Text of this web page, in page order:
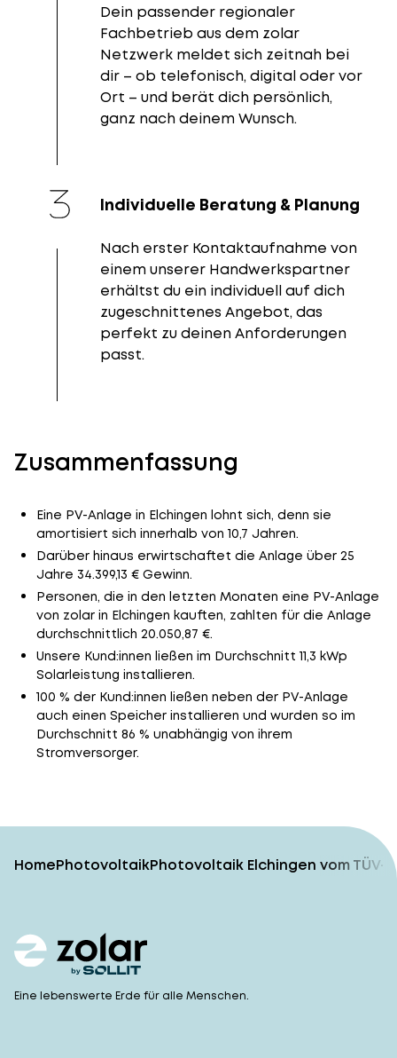
Dein passender regionaler
Fachbetrieb aus dem zolar
Netzwerk meldet sich zeitnah bei
dir – ob telefonisch, digital oder vor
Ort – und berät dich persönlich,
ganz nach deinem Wunsch.
Individuelle Beratung & Planung
Nach erster Kontaktaufnahme von
einem unserer Handwerkspartner
erhältst du ein individuell auf dich
zugeschnittenes Angebot, das
perfekt zu deinen Anforderungen
passt.
Zusammenfassung
Eine PV-Anlage in Elchingen lohnt sich, denn sie
amortisiert sich innerhalb von 10,7 Jahren.
Darüber hinaus erwirtschaftet die Anlage über 25
Jahre 34.399,13 € Gewinn.
Personen, die in den letzten Monaten eine PV-Anlage
von zolar in Elchingen kauften, zahlten für die Anlage
durchschnittlich 20.050,87 €.
Unsere Kund:innen ließen im Durchschnitt 11,3 kWp
Solarleistung installieren.
100 % der Kund:innen ließen neben der PV-Anlage
auch einen Speicher installieren und wurden so im
Durchschnitt 86 % unabhängig von ihrem
Stromversorger.
HomePhotovoltaikPhotovoltaik Elchingen vom
Eine lebenswerte Erde für alle Menschen.